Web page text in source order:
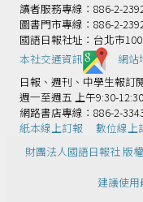
讀者服務專線：886-2-
圖書門市專線：886-2-
國語日報社址：台北市
本社交通資訊️
網站
日報、週刊、中學生報訂
週一至週五 上午9:30-
網路書店專線：886-2-
紙本線上訂報
數位線上
財團法人國語日報社 版
建議使